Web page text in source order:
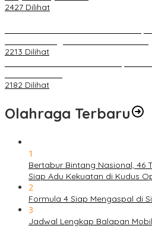
2427 Dilihat
2213 Dilihat
2182 Dilihat
Olahraga Terbaru
1
Bertabur Bintang Nasional, 46
Siap Adu Kekuatan di Kudus
2
Formula 4 Siap Mengaspal di
3
Jadwal Lengkap Balapan